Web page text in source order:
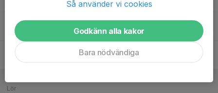
Tor
Lör
Så använder vi cookies
Godkänn alla kakor
Bara nödvändiga